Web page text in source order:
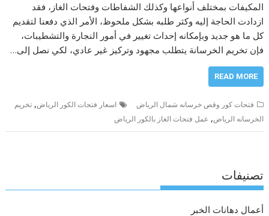
المكيفات بمختلف أنواعها وكذلك الشفاطات وفتحات الغاز، فقد
ازدادت الحاجة إليه وكثر طلبه بشكل ملحوظ، الأمر الذي دفعنا لتقديم
كل ما هو جديد وبإمكانه إحداث تغيير في أمور النجارة والتشطيبات،
فإن تخريم الخرسانة يتطلب مجهود وتركيز غير عادي، لكي نصل إلى…
READ MORE
فتحات كور وقص خرسانه شمال الرياض اسعار فتحات الكور الرياض,تخريم
الخرسانه الرياض, عمل فتحات الغاز بالكور الرياض
تصنيفات
أعمال دهانات الخبر